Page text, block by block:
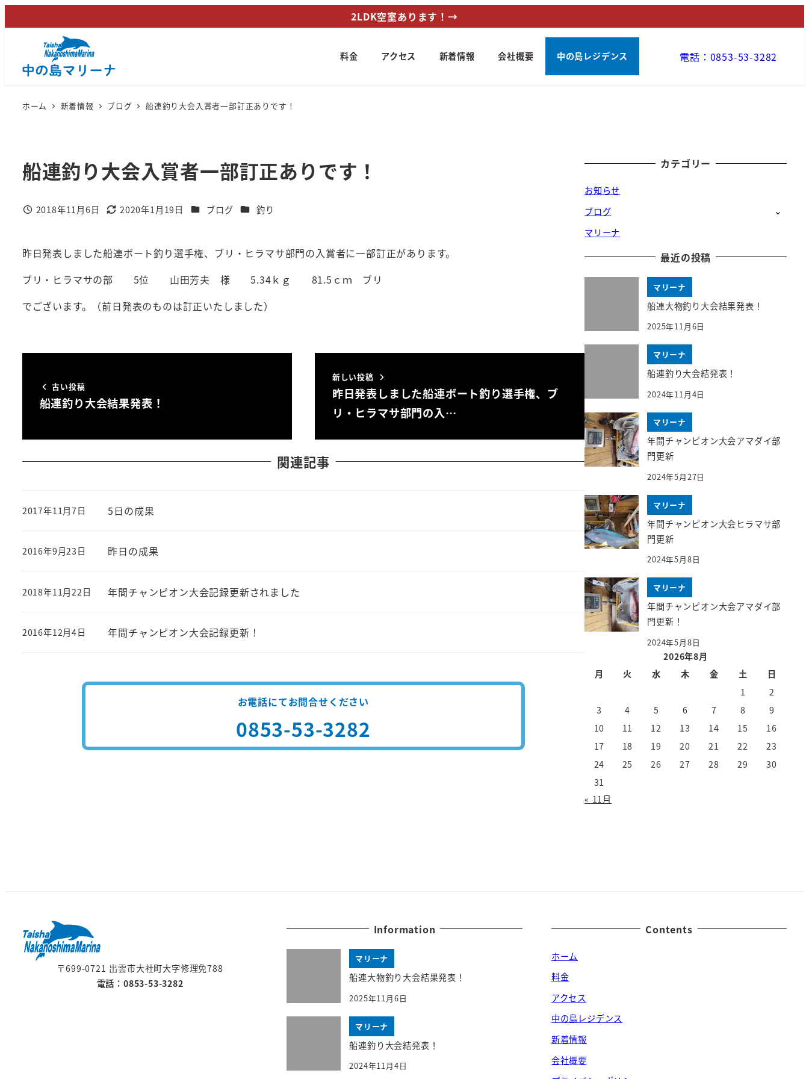
イ
2LDK空室あります！→
料金 アクセス 新着情報 会社概要 中の島レジデンス 電話：0853-53-3282
ホーム 新着情報 ブログ 船連釣り大会入賞者一部訂正ありです！
船連釣り大会入賞者一部訂正ありです！
投稿日
2018年11月6日
更新日
2020年1月19日 カテゴリー
ブログ カテゴリー
釣り
昨日発表しました船連ボート釣り選手権、ブリ・ヒラマサ部門の入賞者に一部訂正があります。
ブリ・ヒラマサの部 5位 山田芳夫 様 5.34ｋｇ 81.5ｃｍ ブリ
でございます。（前日発表のものは訂正いたしました）
古い投稿
船連釣り大会結果発表！
新しい投稿
昨日発表しました船連ボート釣り選手権、ブ
リ・ヒラマサ部門の入…
関連記事
5日の成果
投稿日
2017年11月7日
昨日の成果
投稿日
2016年9月23日
年間チャンピオン大会記録更新されました
投稿日
2018年11月22日
年間チャンピオン大会記録更新！
投稿日
2016年12月4日
お電話にてお問合せください
0853-53-3282
カテゴリー
お知らせ
ブログ
マリーナ
最近の投稿
マリーナ
船連大物釣り大会結果発表！
2025年11月6日
マリーナ
船連釣り大会結発表！
2024年11月4日
マリーナ
年間チャンピオン大会アマダイ部
門更新
2024年5月27日
マリーナ
年間チャンピオン大会ヒラマサ部
門更新
2024年5月8日
マリーナ
年間チャンピオン大会アマダイ部
門更新！
2024年5月8日
2026年8月
月
火 水 木 金 土
日
1
2
3
4 5 6 7 8
9
10
11 12 13 14 15
16
17
18 19 20 21 22
23
24
25 26 27 28 29
30
31
« 11月
〒699-0721 出雲市大社町大字修理免788
電話：0853-53-3282
Information
マリーナ
船連大物釣り大会結果発表！
2025年11月6日
マリーナ
船連釣り大会結発表！
2024年11月4日
Contents
ホーム
料金
アクセス
中の島レジデンス
新着情報
会社概要